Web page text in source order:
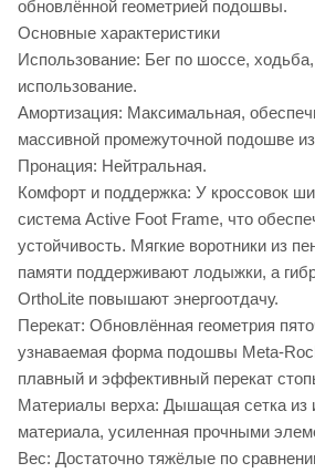
обновлённой геометрией подошвы.
Основные характеристики
Использование: Бег по шоссе,
использование.
Амортизация: Максимальная,
массивной промежуточной подошве
Пронация: Нейтральная.
Комфорт и поддержка: У кроссовок
система Active Foot Frame, что
устойчивость. Мягкие воротники из
памяти поддерживают лодыжки, а
OrthoLite повышают энергоотдачу.
Перекат: Обновлённая геометрия
узнаваемая форма подошвы Meta-
плавный и эффективный перекат
Материалы верха: Дышащая сетка из
материала, усиленная прочными
Вес: Достаточно тяжёлые по